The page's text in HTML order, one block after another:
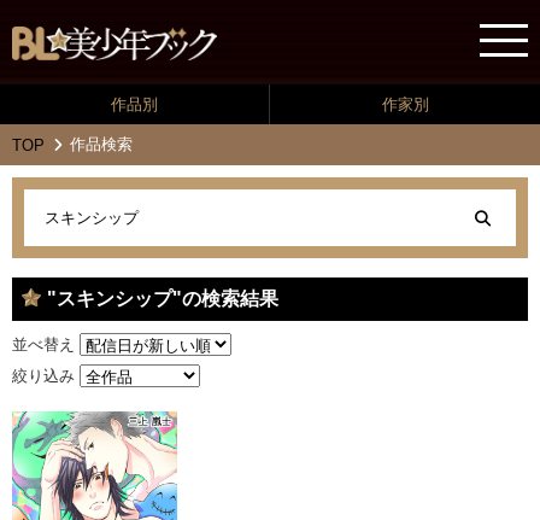
作品別 作家別
TOP 作品検索
"スキンシップ"の検索結果
並べ替え
絞り込み